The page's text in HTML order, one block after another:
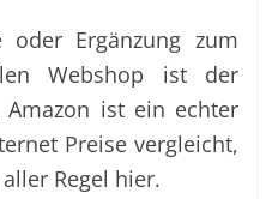
oder Ergänzung zum
Webshop ist der
Amazon ist ein echter
Preise vergleicht,
Regel hier.